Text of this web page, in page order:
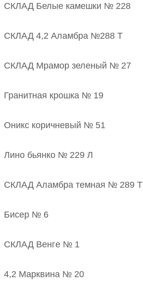
СКЛАД Белые камешки № 228
СКЛАД 4,2 Аламбра №288 Т
СКЛАД Мрамор зеленый № 27
Гранитная крошка № 19
Оникс коричневый № 51
Лино бьянко № 229 Л
СКЛАД Аламбра темная № 289 Т
Бисер № 6
СКЛАД Венге № 1
4,2 Марквина № 20